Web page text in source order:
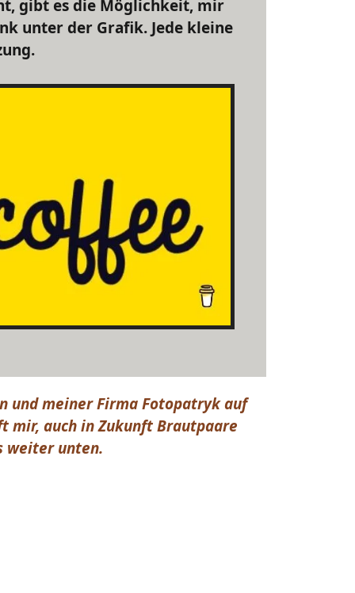
gibt es die Möglichkeit, mir
unter der Grafik. Jede kleine
und meiner Firma Fotopatryk auf
mir, auch in Zukunft Brautpaare
weiter unten.